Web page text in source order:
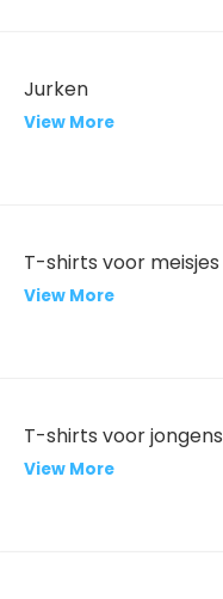
Jurken
View More
T-shirts voor meisjes
View More
T-shirts voor jongens
View More